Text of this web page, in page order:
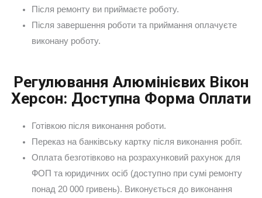
Після ремонту ви приймаєте роботу.
Після завершення роботи та приймання оплачуєте
виконану роботу.
Регулювання Алюмінієвих Вікон
Херсон: Доступна Форма Оплати
Готівкою після виконання роботи.
Переказ на банківську картку після виконання робіт.
Оплата безготівково на розрахунковий рахунок для
ФОП та юридичних осіб (доступно при сумі ремонту
понад 20 000 гривень). Виконується до виконання